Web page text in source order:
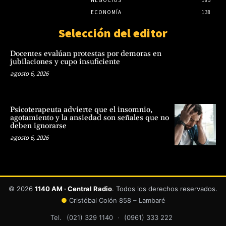
ECONOMÍA
138
Selección del editor
Docentes evalúan protestas por demoras en
jubilaciones y cupo insuficiente
agosto 6, 2026
Psicoterapeuta advierte que el insomnio,
agotamiento y la ansiedad son señales que no
deben ignorarse
agosto 6, 2026
© 2026 1140 AM · Central Radio. Todos los derechos reservados.
● Cristóbal Colón 858 – Lambaré
Tel. (021) 329 1140 · (0961) 333 222